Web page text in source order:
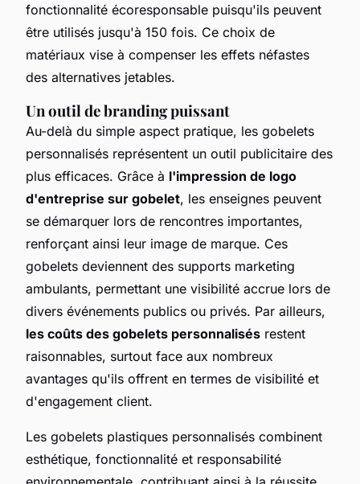
fonctionnalité écoresponsable puisqu'ils peuvent
être utilisés jusqu'à 150 fois. Ce choix de
matériaux vise à compenser les effets néfastes
des alternatives jetables.
Un outil de branding puissant
Au-delà du simple aspect pratique, les gobelets
personnalisés représentent un outil publicitaire des
plus efficaces. Grâce à l'impression de logo
d'entreprise sur gobelet, les enseignes peuvent
se démarquer lors de rencontres importantes,
renforçant ainsi leur image de marque. Ces
gobelets deviennent des supports marketing
ambulants, permettant une visibilité accrue lors de
divers événements publics ou privés. Par ailleurs,
les coûts des gobelets personnalisés restent
raisonnables, surtout face aux nombreux
avantages qu'ils offrent en termes de visibilité et
d'engagement client.
Les gobelets plastiques personnalisés combinent
esthétique, fonctionnalité et responsabilité